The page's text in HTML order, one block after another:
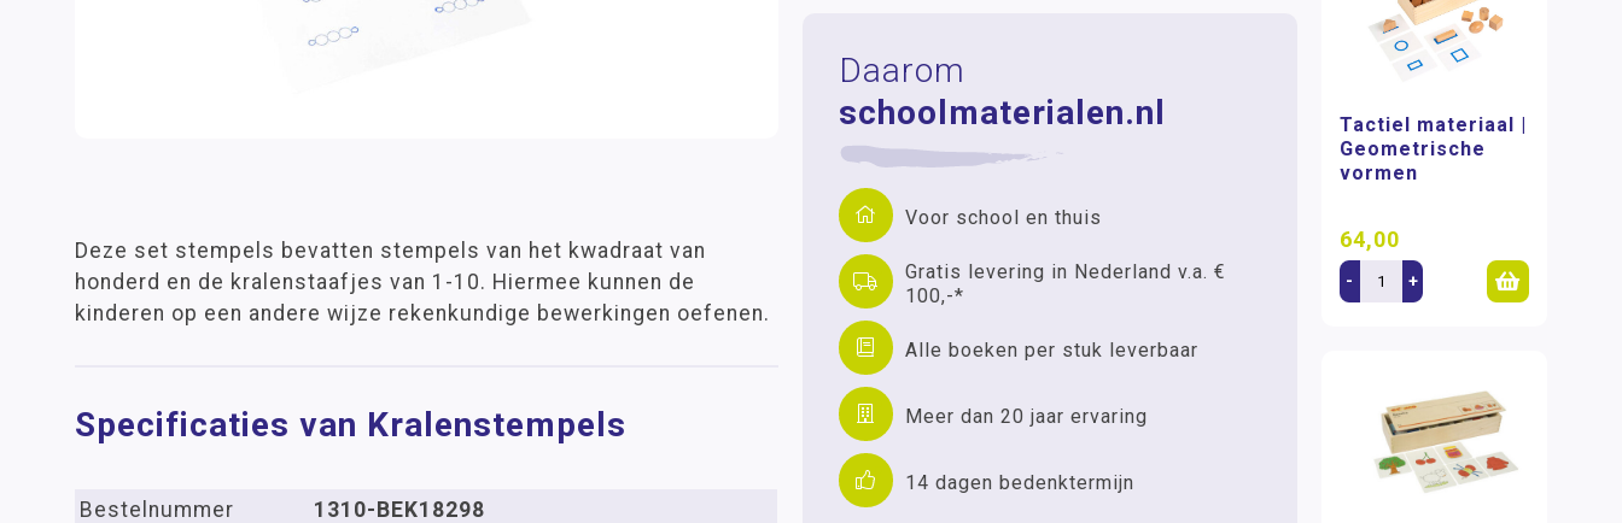
Daarom
schoolmaterialen.nl
Voor school en thuis
Gratis levering in Nederland v.a. €
100,-*
Alle boeken per stuk leverbaar
Meer dan 20 jaar ervaring
14 dagen bedenktermijn
Deze set stempels bevatten stempels van het kwadraat van
honderd en de kralenstaafjes van 1-10. Hiermee kunnen de
kinderen op een andere wijze rekenkundige bewerkingen oefenen.
Specificaties van Kralenstempels
Bestelnummer
1310-BEK18298
Tactiel materiaal |
Geometrische
vormen
64,00
- +